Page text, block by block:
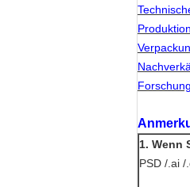
1. Wenn
PSD /.ai /